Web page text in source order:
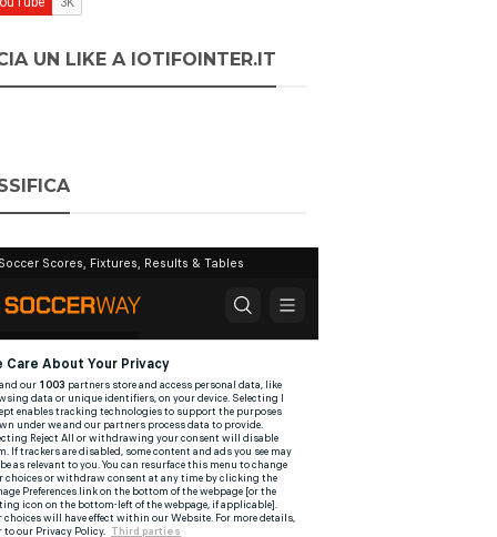
UN LIKE A IOTIFOINTER.IT